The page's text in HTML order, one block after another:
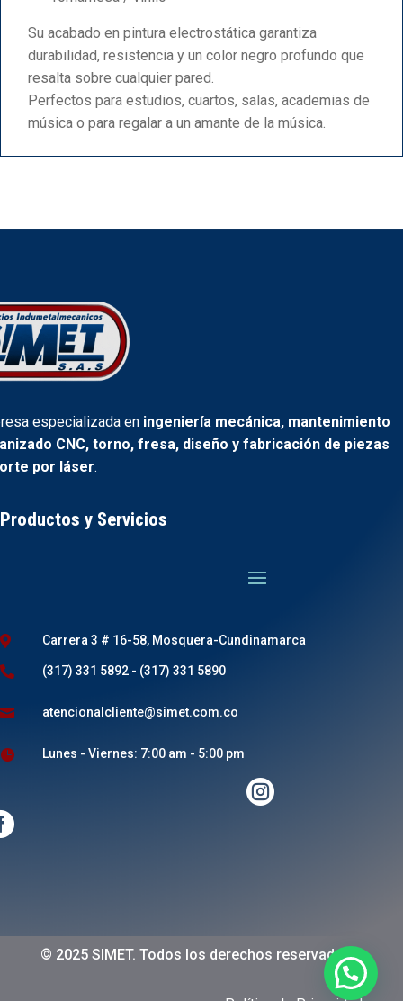
Su acabado en pintura electrostática garantiza
durabilidad, resistencia y un color negro profundo que
resalta sobre cualquier pared.
Perfectos para estudios, cuartos, salas, academias de
música o para regalar a un amante de la música.
especializada en ingeniería mecánica, mantenimiento
CNC, torno, fresa, diseño y fabricación de piezas
por láser.
Productos y Servicios
 Carrera 3 # 16-58, Mosquera-Cundinamarca
 (317) 331 5892 - (317) 331 5890
 atencionalcliente@simet.com.co
 Lunes - Viernes: 7:00 am - 5:00 pm

© 2025 SIMET. Todos los derechos reservados.